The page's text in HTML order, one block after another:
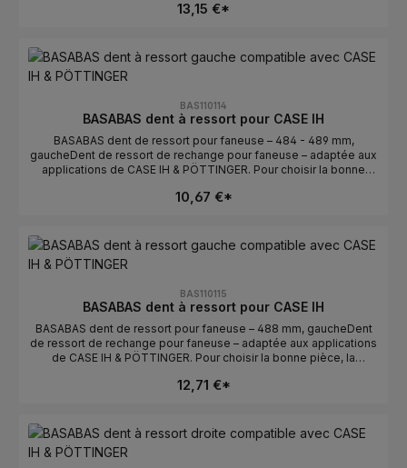
Idéale pour un remplacement rapide en cas de dents usées ou
PÖTTINGERFabricant : BASABASConseils de sélectionComparer
avec l’ancienne pièce : la longueur et la courbure/l’orientation
doivent correspondre.Vérifier gauche/droite : des deux côtés
l’onglet Numéros OE.
13,15 €*
BAS110114
BASABAS dent à ressort pour CASE IH
BASABAS dent de ressort pour faneuse – 484 - 489 mm,
gaucheDent de ressort de rechange pour faneuse – adaptée aux
applications de CASE IH & PÖTTINGER. Pour choisir la bonne
un remplacement rapide en cas de dents usées ou
PÖTTINGERFabricant : BASABASConseils de sélectionComparer
avec l’ancienne pièce : la longueur et la courbure/l’orientation
doivent correspondre.Vérifier gauche/droite : gauche détermine
Numéros OE.
10,67 €*
BAS110115
BASABAS dent à ressort pour CASE IH
BASABAS dent de ressort pour faneuse – 488 mm, gaucheDent
de ressort de rechange pour faneuse – adaptée aux applications
de CASE IH & PÖTTINGER. Pour choisir la bonne pièce, la
remplacement rapide en cas de dents usées ou
BASABASConseils de sélectionComparer avec l’ancienne pièce :
la longueur et la courbure/l’orientation doivent
correspondre.Vérifier gauche/droite : gauche détermine la
12,71 €*